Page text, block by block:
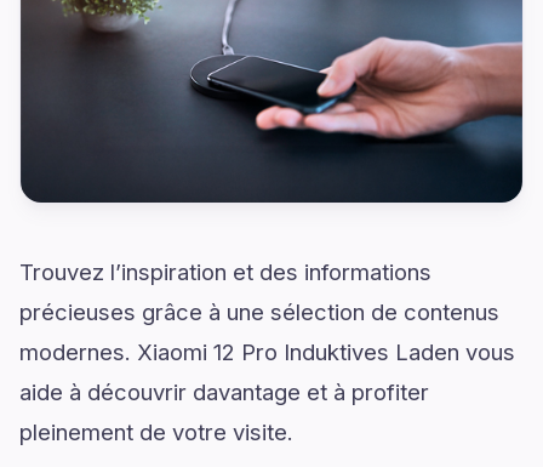
Trouvez l’inspiration et des informations
précieuses grâce à une sélection de contenus
modernes. Xiaomi 12 Pro Induktives Laden vous
aide à découvrir davantage et à profiter
pleinement de votre visite.